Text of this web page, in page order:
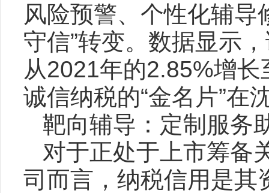
风险预警、个性化辅导
守信”转变。数据显示
从2021年的2.85%增
诚信纳税的“金名片”在
靶向辅导：定制服务
对于正处于上市筹备
司而言，纳税信用是其